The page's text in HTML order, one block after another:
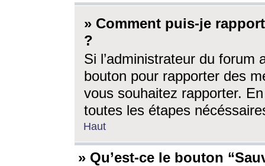
» Comment puis-je
?
Si l’administrateur du forum
bouton pour rapporter des
vous souhaitez rapporter.
toutes les étapes
Haut
» Qu’est-ce le bouton